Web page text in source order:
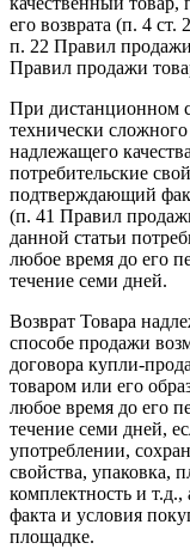
его возврата (п. 4 ст.
п. 22 Правил
Правил продажи
При дистанционном
технически
надлежащего
потребительские
подтверждающий
(п. 41 Правил
данной статьи
любое время до его
течение семи дней.
Возврат Товара
способе продажи
договора купли-
товаром или его
любое время до его
течение семи дней,
употреблении,
свойства, упаковка,
комплектность и
факта и условия
площадке.